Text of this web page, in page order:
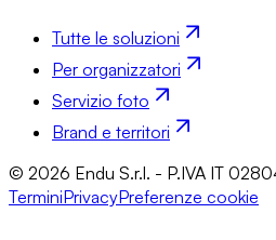
Tutte le soluzioni
Per organizzatori
Servizio foto
Brand e territori
© 2026 Endu S.r.l. - P.IVA IT
TerminiPrivacyPreferenze cookie